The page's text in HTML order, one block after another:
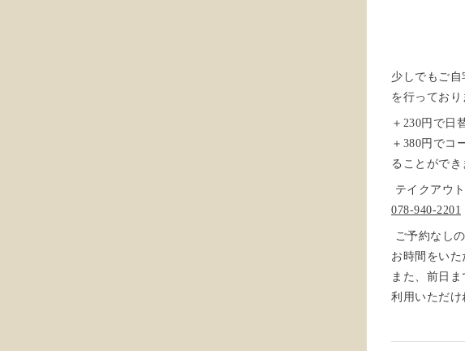
少しでもご
を行っており
＋230円で日
＋380円でコ
ることができ
テイクアウ
078-940-2201
ご予約なし
お時間をいた
また、前日
利用いただけ